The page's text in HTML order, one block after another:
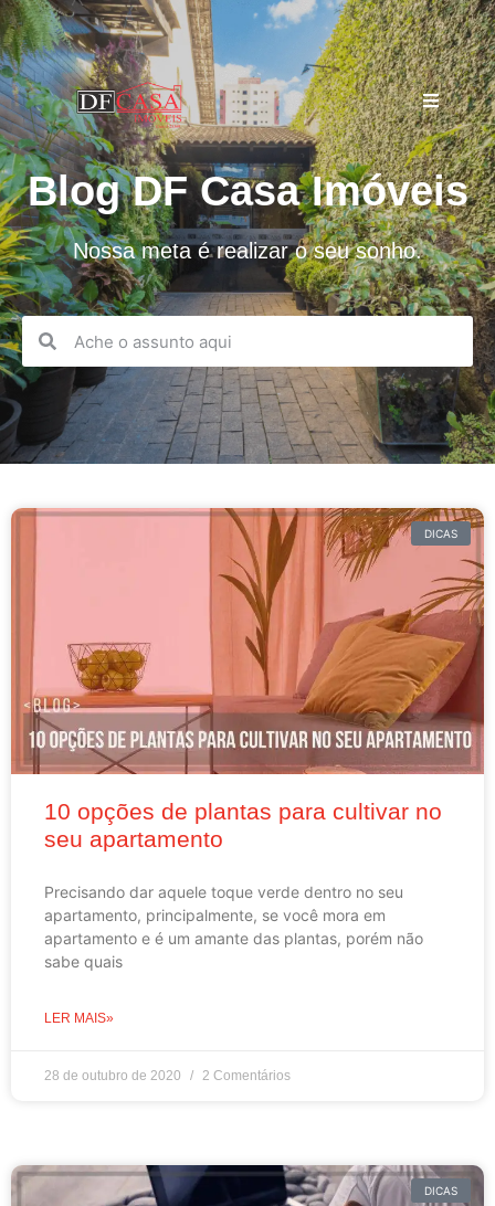
Blog DF Casa Imóveis
Nossa meta é realizar o seu sonho.
DICAS
10 opções de plantas para cultivar no
seu apartamento
Precisando dar aquele toque verde dentro no seu
apartamento, principalmente, se você mora em
apartamento e é um amante das plantas, porém não
sabe quais
LER MAIS»
28 de outubro de 2020 2 Comentários
DICAS